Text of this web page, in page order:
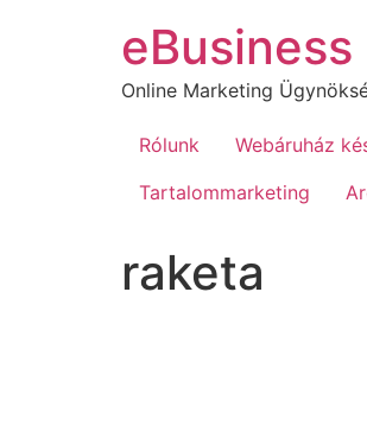
Online Marketing
Rólunk Webáruház
Tartalommarketing
raketa